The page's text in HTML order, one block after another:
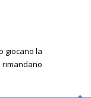
giocano la
rimandano